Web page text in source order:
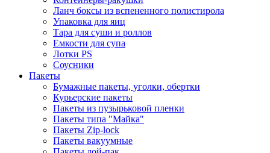
Ланч боксы из вспененного полистирола
Упаковка для яиц
Тара для суши и роллов
Емкости для супа
Лотки PS
Соусники
Пакеты
Бумажные пакеты, уголки, обертки
Курьерские пакеты
Пакеты из пузырьковой пленки
Пакеты типа "Майка"
Пакеты Zip-lock
Пакеты вакуумные